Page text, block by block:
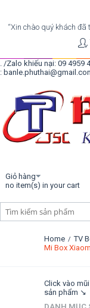
“Xin chào quý khách đã
. /Zalo khiếu nại: 09 4959
:
Giỏ hàng
no item(s) in your cart
Home / TV
Mi Box
Click vào
sản phẩm ↘